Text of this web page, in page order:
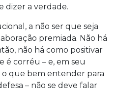
dizer a verdade.
a não ser que seja
premiada. Não há
não há como positivar
é corréu – e, em seu
que bem entender para
– não se deve falar